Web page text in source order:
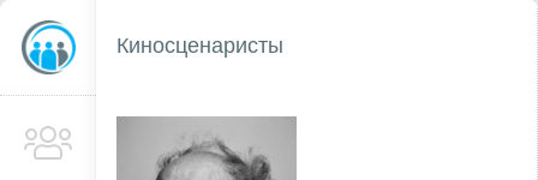
Киносценаристы